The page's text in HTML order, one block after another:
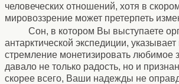
человеческих отношений, хотя в
мировоззрение может претерпеть
Сон, в котором Вы выступаете
антарктической экспедиции,
стремление монетизировать любимое
давало не только радость, но и
скорее всего, Ваши надежды не